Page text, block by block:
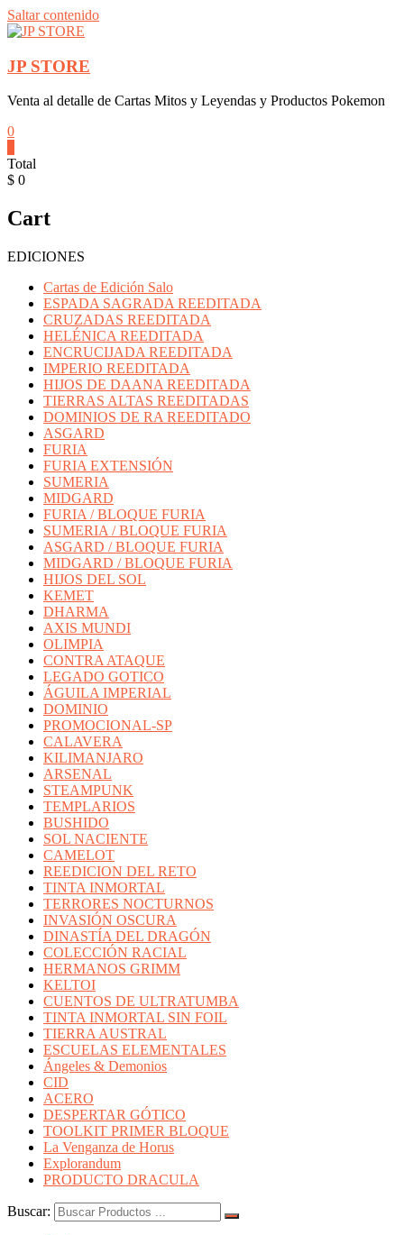
Saltar contenido
JP STORE
Venta al detalle de Cartas Mitos y Leyendas y Productos Pokemon
0
Total
$ 0
Cart
EDICIONES
Cartas de Edición Salo
ESPADA SAGRADA REEDITADA
CRUZADAS REEDITADA
HELÉNICA REEDITADA
ENCRUCIJADA REEDITADA
IMPERIO REEDITADA
HIJOS DE DAANA REEDITADA
TIERRAS ALTAS REEDITADAS
DOMINIOS DE RA REEDITADO
ASGARD
FURIA
FURIA EXTENSIÓN
SUMERIA
MIDGARD
FURIA / BLOQUE FURIA
SUMERIA / BLOQUE FURIA
ASGARD / BLOQUE FURIA
MIDGARD / BLOQUE FURIA
HIJOS DEL SOL
KEMET
DHARMA
AXIS MUNDI
OLIMPIA
CONTRA ATAQUE
LEGADO GOTICO
ÁGUILA IMPERIAL
DOMINIO
PROMOCIONAL-SP
CALAVERA
KILIMANJARO
ARSENAL
STEAMPUNK
TEMPLARIOS
BUSHIDO
SOL NACIENTE
CAMELOT
REEDICION DEL RETO
TINTA INMORTAL
TERRORES NOCTURNOS
INVASIÓN OSCURA
DINASTÍA DEL DRAGÓN
COLECCIÓN RACIAL
HERMANOS GRIMM
KELTOI
CUENTOS DE ULTRATUMBA
TINTA INMORTAL SIN FOIL
TIERRA AUSTRAL
ESCUELAS ELEMENTALES
Ángeles & Demonios
CID
ACERO
DESPERTAR GÓTICO
TOOLKIT PRIMER BLOQUE
La Venganza de Horus
Explorandum
PRODUCTO DRACULA
Buscar: